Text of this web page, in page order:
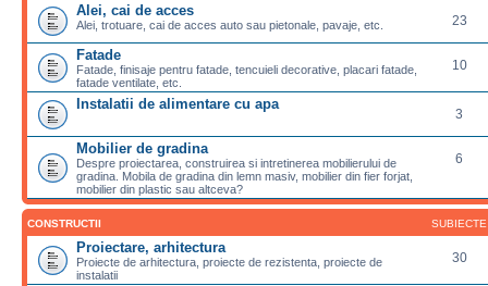
Alei, cai de acces
Alei, trotuare, cai de acces auto sau pietonale, pavaje, etc. 23
Fatade
Fatade, finisaje pentru fatade, tencuieli decorative, placari fatade,
fatade ventilate, etc.
10
Instalatii de alimentare cu apa
3
Mobilier de gradina
Despre proiectarea, construirea si intretinerea mobilierului de
gradina. Mobila de gradina din lemn masiv, mobilier din fier forjat,
mobilier din plastic sau altceva?
6
CONSTRUCTII SUBIECTE
Proiectare, arhitectura
Proiecte de arhitectura, proiecte de rezistenta, proiecte de
instalatii
30